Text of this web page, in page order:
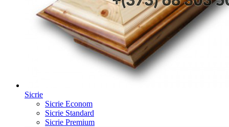
Sicrie
Sicrie Econom
Sicrie Standard
Sicrie Premium